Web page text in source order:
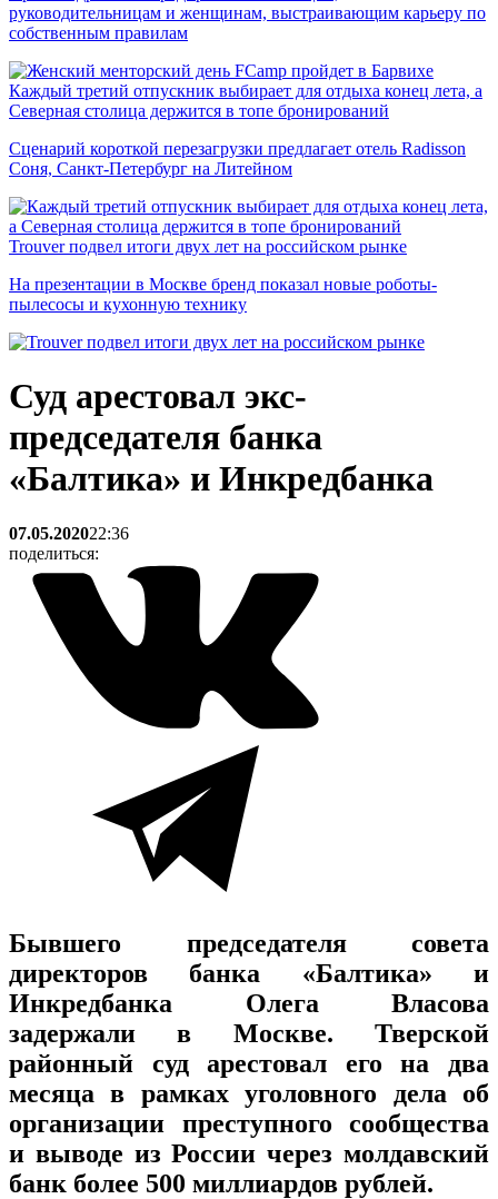
руководительницам и женщинам, выстраивающим карьеру по
собственным правилам
Каждый третий отпускник выбирает для отдыха конец лета, а
Северная столица держится в топе бронирований
Сценарий короткой перезагрузки предлагает отель Radisson
Соня, Санкт-Петербург на Литейном
Trouver подвел итоги двух лет на российском рынке
На презентации в Москве бренд показал новые роботы-
пылесосы и кухонную технику
Суд арестовал экс-
председателя банка
«Балтика» и Инкредбанка
07.05.202022:36
поделиться:
Бывшего председателя совета
директоров банка «Балтика» и
Инкредбанка Олега Власова
задержали в Москве. Тверской
районный суд арестовал его на два
месяца в рамках уголовного дела об
организации преступного сообщества
и выводе из России через молдавский
банк более 500 миллиардов рублей.